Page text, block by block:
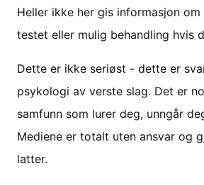
Heller ikke her gis informasjon om
testet eller mulig behandling hvis
Dette er ikke seriøst - dette er
psykologi av verste slag. Det er
samfunn som lurer deg, unngår
Mediene er totalt uten ansvar og
latter.